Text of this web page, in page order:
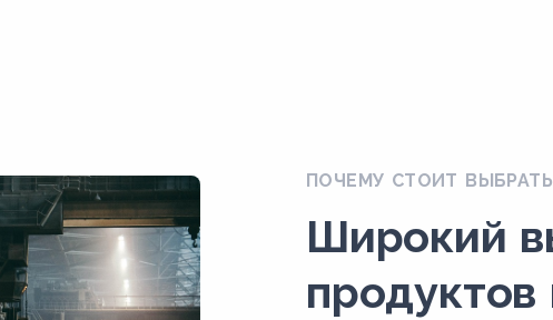
ПОЧЕМУ СТОИТ
Широкий
продуктов